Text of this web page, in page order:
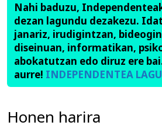
Nahi baduzu,
dezan lagundu dezakezu.
janariz, irudigintzan,
diseinuan, informatikan,
abokatutzan edo diruz ere
aurre! INDEPENDENTEA
Honen harira